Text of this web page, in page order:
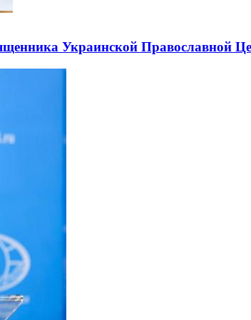
Украинской Православной